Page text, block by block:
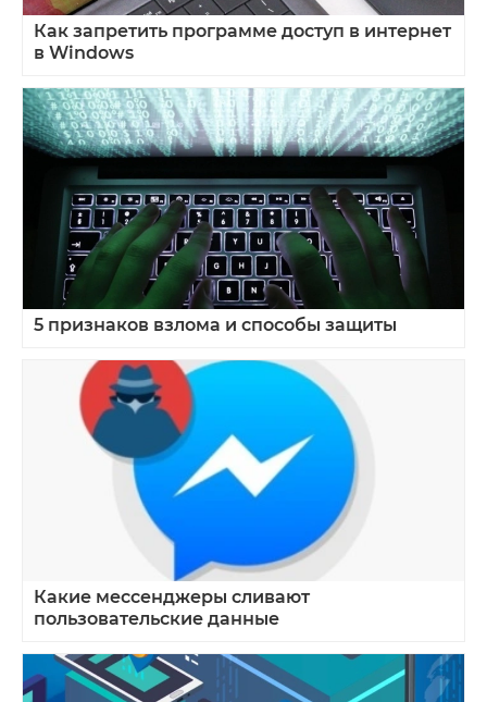
Как запретить программе доступ в интернет
в Windows
5 признаков взлома и способы защиты
Какие мессенджеры сливают
пользовательские данные